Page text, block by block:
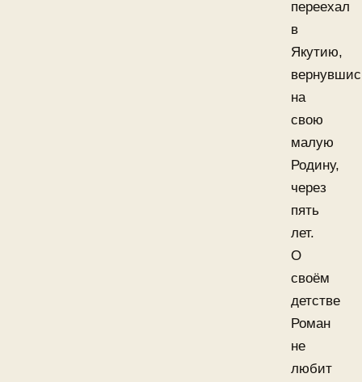
переехал
в
Якутию,
на
свою
малую
Родину,
через
пять
лет.
О
своём
детстве
Роман
не
любит